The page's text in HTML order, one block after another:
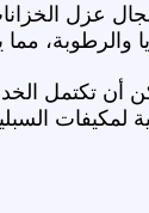
عزل
والرطوبة،
أن تكتمل
لمكيفات